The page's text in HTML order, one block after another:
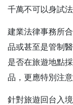
千萬不可以身試法
建業法律事務所
品或甚至是管制
是否在旅遊地點
品，更應特別注意
針對旅遊回台入